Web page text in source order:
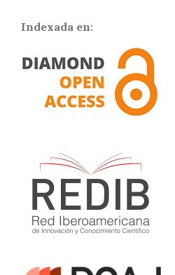
Indexada en: